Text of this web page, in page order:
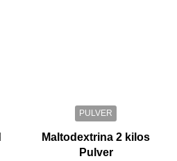
PULVER
Maltodextrina 2 kilos
Pulver